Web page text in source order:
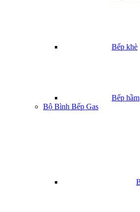
Bếp khè
Bếp hầm
Bộ Bình Bếp Gas